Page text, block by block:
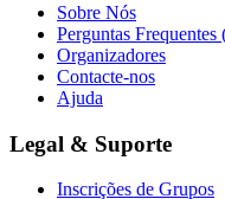
Sobre Nós
Perguntas
Organizadores
Contacte-nos
Ajuda
Legal & Suporte
Inscrições de Grupos